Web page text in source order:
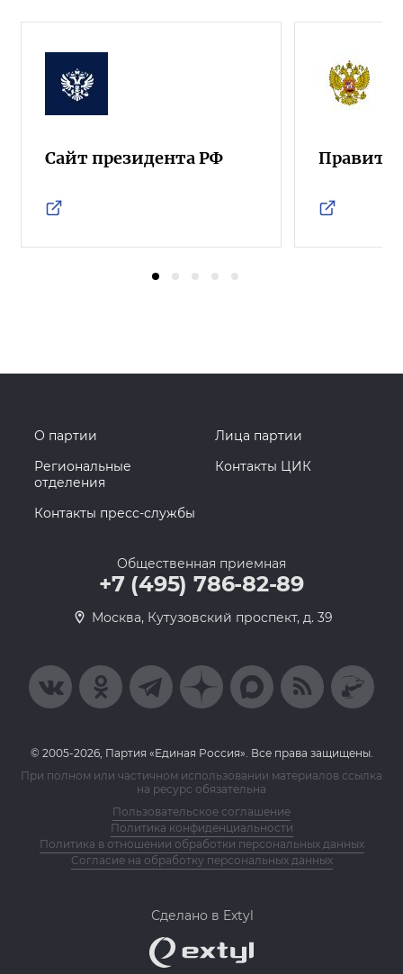
Сайт президента РФ
О партии
Лица партии
Региональные
отделения
Контакты ЦИК
Контакты пресс-службы
Общественная приемная
+7 (495) 786-82-89
Москва, Кутузовский проспект, д. 39
© 2005-2026, Партия «Единая Россия». Все права защищены.
При полном или частичном использовании материалов ссылка
на ресурс обязательна
Пользовательское соглашение
Политика конфиденциальности
Политика в отношении обработки персональных данных
Согласие на обработку персональных данных
Сделано в Extyl